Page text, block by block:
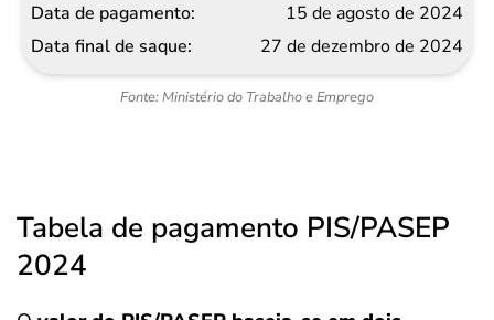
Fonte: Ministério do Trabalho e Emprego
15 de agosto de 2024
27 de dezembro de 2024
Tabela de pagamento PIS/PASEP
2024